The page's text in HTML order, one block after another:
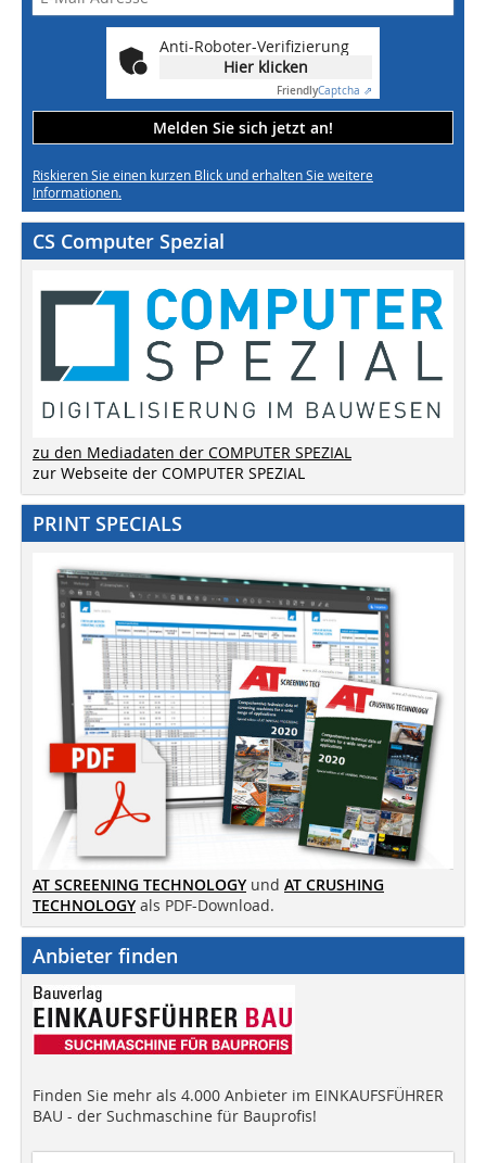
Anti-Roboter-Verifizierung
Hier klicken
FriendlyCaptcha ⇗
Melden Sie sich jetzt an!
Riskieren Sie einen kurzen Blick und erhalten Sie weitere
Informationen.
CS Computer Spezial
zu den Mediadaten der COMPUTER SPEZIAL
zur Webseite der COMPUTER SPEZIAL
PRINT SPECIALS
AT SCREENING TECHNOLOGY und AT CRUSHING
TECHNOLOGY als PDF-Download.
Anbieter finden
Finden Sie mehr als 4.000 Anbieter im EINKAUFSFÜHRER
BAU - der Suchmaschine für Bauprofis!